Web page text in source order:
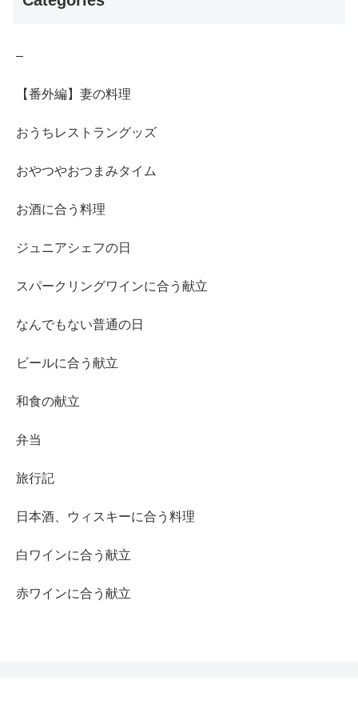
–
【番外編】妻の料理
おうちレストラングッズ
おやつやおつまみタイム
お酒に合う料理
ジュニアシェフの日
スパークリングワインに合う献立
なんでもない普通の日
ビールに合う献立
和食の献立
弁当
旅行記
日本酒、ウィスキーに合う料理
白ワインに合う献立
赤ワインに合う献立